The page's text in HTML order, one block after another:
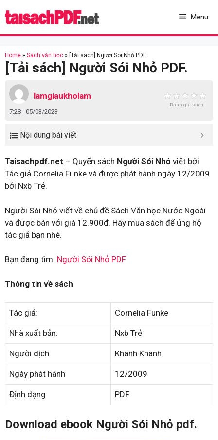
to
Menu
Home » Sách văn học » [Tải sách] Người Sói Nhỏ PDF.
[Tải sách] Người Sói Nhỏ PDF.
lamgiaukholam
7:28 - 05/03/2023
Đánh giá sách
Nội dung bài viết
Taisachpdf.net – Quyển sách Người Sói Nhỏ viết bởi
Tác giả Cornelia Funke và được phát hành ngày 12/2009
bởi Nxb Trẻ.
Người Sói Nhỏ viết về chủ đề Sách Văn học Nước Ngoài
và được bán với giá 12.900đ. Hãy mua sách để ủng hộ
tác giả bạn nhé.
Bạn đang tìm: Người Sói Nhỏ PDF
Thông tin về sách
Tác giả: Cornelia Funke
Nhà xuất bản: Nxb Trẻ
Người dịch: Khanh Khanh
Ngày phát hành 12/2009
Định dạng PDF
Download ebook Người Sói Nhỏ pdf.